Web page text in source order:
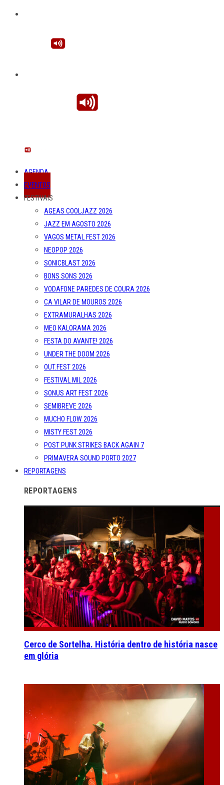
AGENDA
EVENTOS
FESTIVAIS
AGEAS COOLJAZZ 2026
JAZZ EM AGOSTO 2026
VAGOS METAL FEST 2026
NEOPOP 2026
SONICBLAST 2026
BONS SONS 2026
VODAFONE PAREDES DE COURA 2026
CA VILAR DE MOUROS 2026
EXTRAMURALHAS 2026
MEO KALORAMA 2026
FESTA DO AVANTE! 2026
UNDER THE DOOM 2026
OUT.FEST 2026
FESTIVAL MIL 2026
SONUS ART FEST 2026
SEMIBREVE 2026
MUCHO FLOW 2026
MISTY FEST 2026
POST PUNK STRIKES BACK AGAIN 7
PRIMAVERA SOUND PORTO 2027
REPORTAGENS
REPORTAGENS
Cerco de Sortelha. História dentro de história nasce
em glória